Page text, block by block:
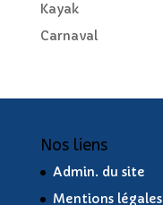
Kayak
Carnaval
Nos liens
Admin. du site
Mentions légales